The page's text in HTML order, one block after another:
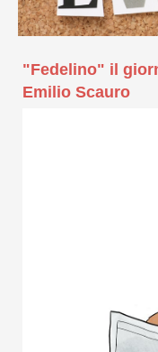
"Fedelino" il
Emilio Scauro